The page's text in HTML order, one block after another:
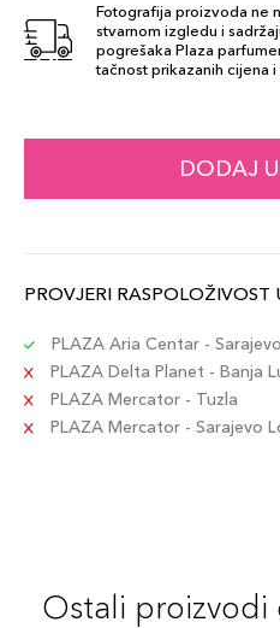
Fotografija proizvoda ne
stvarnom izgledu i
pogrešaka Plaza
tačnost prikazanih cijena
DODAJ
PROVJERI
PLAZA Aria Centar - Sarajevo
PLAZA Delta Planet - Banja
PLAZA Mercator - Tuzla
PLAZA Mercator - Sarajevo
Ostali